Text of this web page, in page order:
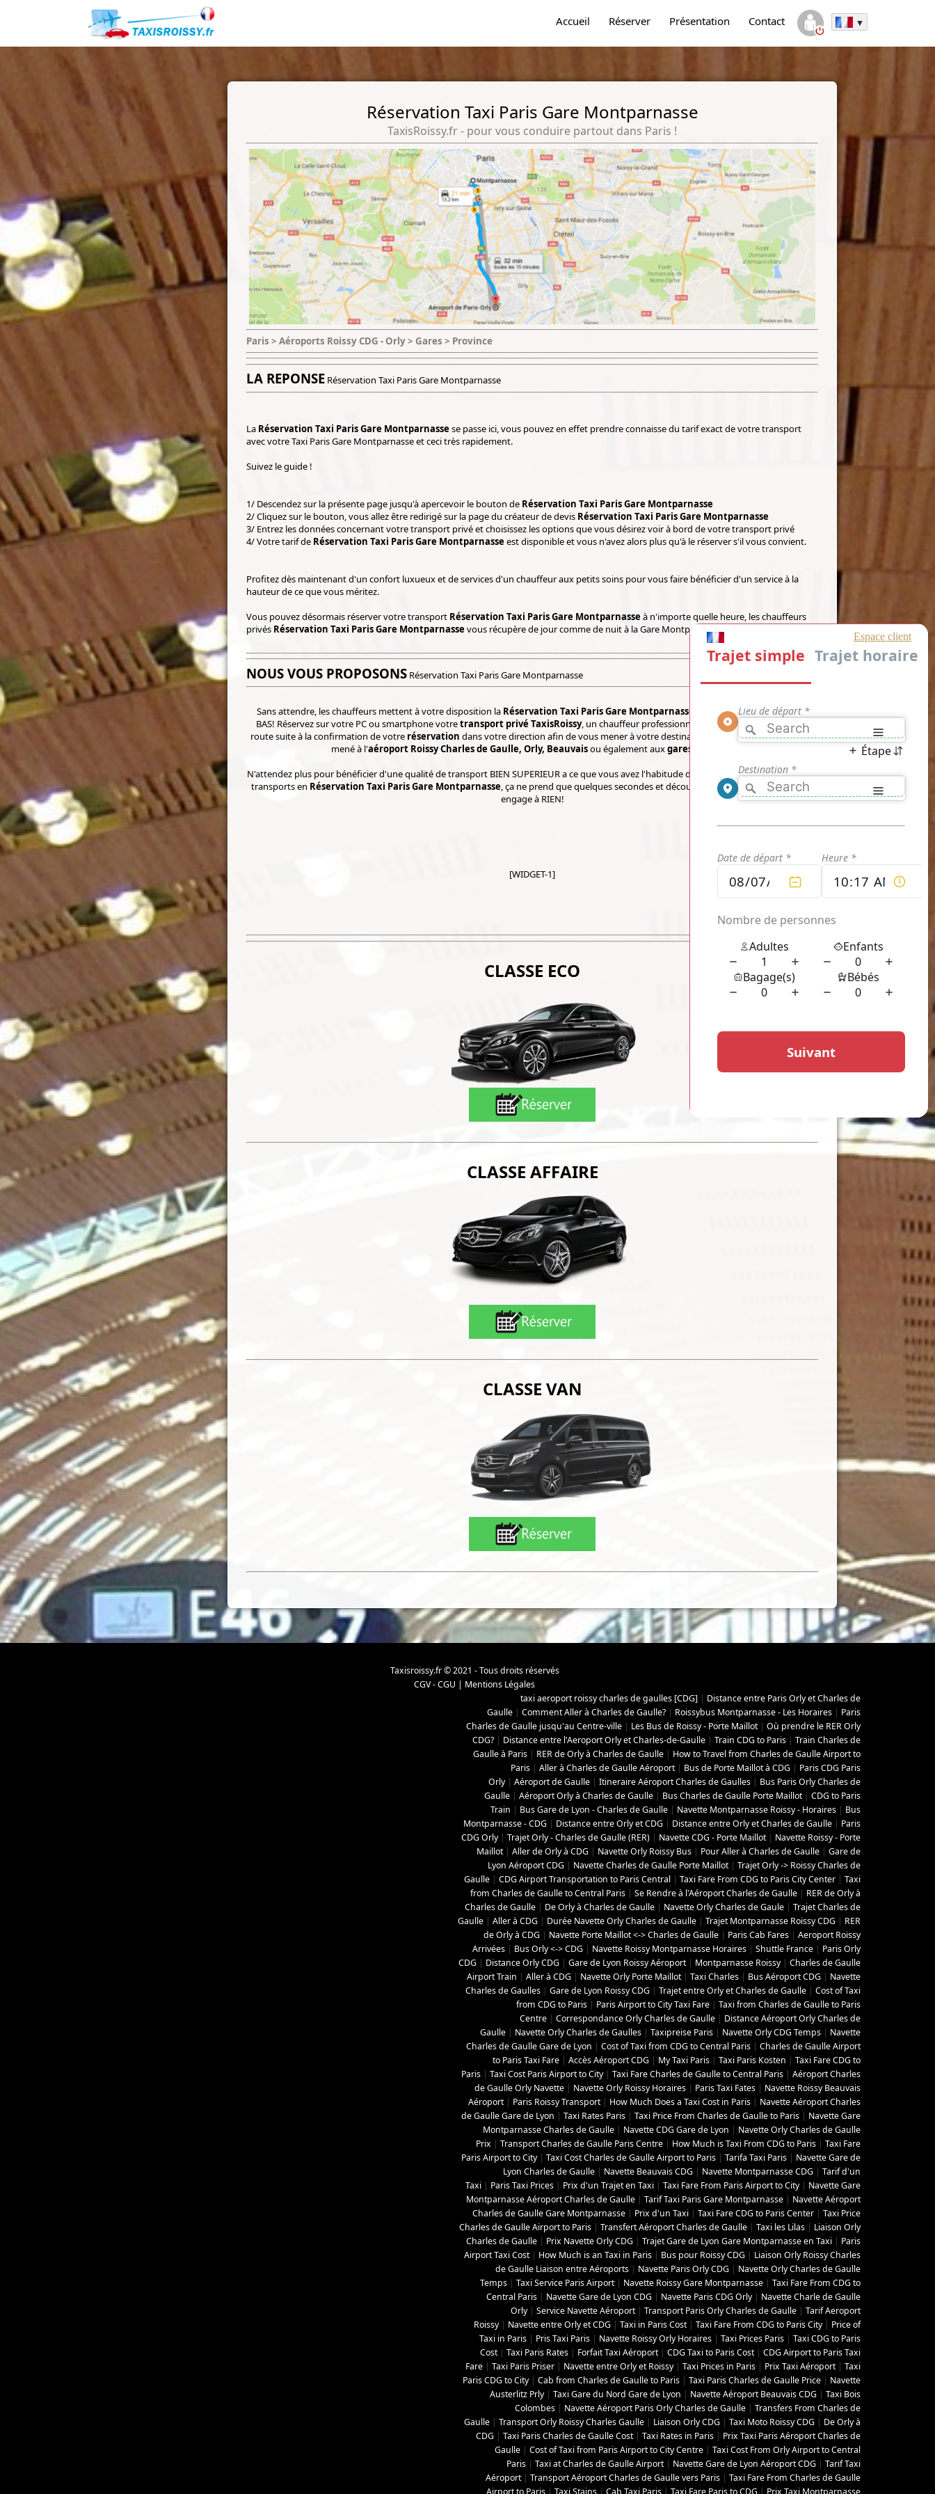
Accueil Réserver Présentation Contact
Réservation Taxi Paris Gare Montparnasse
TaxisRoissy.fr - pour vous conduire partout dans Paris !
Paris > Aéroports Roissy CDG - Orly > Gares > Province
LA REPONSE Réservation Taxi Paris Gare Montparnasse
La Réservation Taxi Paris Gare Montparnassese passe ici, vous pouvez en effet prendre connaisse du tarif exact de votre transport
avec votre Taxi Paris Gare Montparnasse et ceci très rapidement.
Suivez le guide !
1/ Descendez sur la présente page jusqu'à apercevoir le bouton de Réservation Taxi Paris Gare Montparnasse
2/ Cliquez sur le bouton, vous allez être redirigé sur la page du créateur de devis Réservation Taxi Paris Gare Montparnasse
3/ Entrez les données concernant votre transport privé et choisissez les options que vous désirez voir à bord de votre transport privé
4/ Votre tarif de Réservation Taxi Paris Gare Montparnasseest disponible et vous n'avez alors plus qu'à le réserver s'il vous convient.
Profitez dès maintenant d'un confort luxueux et de services d'un chauffeur aux petits soins pour vous faire bénéficier d'un service à la
hauteur de ce que vous méritez.
Vous pouvez désormais réserver votre transport Réservation Taxi Paris Gare Montparnasseà n'importe quelle heure, les chauffeurs
privés Réservation Taxi Paris Gare Montparnassevous récupère de jour comme de nuit à la Gare Montparnasse.
NOUS VOUS PROPOSONSRéservation Taxi Paris Gare Montparnasse
Sans attendre, les chauffeurs mettent à votre disposition la Réservation Taxi Paris Gare Montparnasse
EN LIGNE AU PRIX LE PLUS
BAS! Réservez sur votre PC ou smartphone votretransport privé TaxisRoissy, un chauffeur professionnel se met immédiatement en
route suite à la confirmation de votre réservation dans votre direction afin de vous mener à votre destination, que vous souhaitiez être
mené à l'aéroport Roissy Charles de Gaulle, Orly, Beauvaisou également auxgares
N'attendez plus pour bénéficier d'une qualité de transport BIEN SUPERIEUR a ce que vous avez l'habitude de connaitre! La réservation des
transports en Réservation Taxi Paris Gare Montparnasse, ça ne prend que quelques secondes et découvrir votre prix unique ne vous
engage à RIEN!
[WIDGET-1]
CLASSE ECO
CLASSE AFFAIRE
CLASSE VAN
Taxisroissy.fr © 2021 - Tous droits réservés
CGV - CGU | Mentions Légales
taxi aeroport roissy charles de gaulles [CDG] | Distance entre Paris Orly et Charles de
Gaulle | Comment Aller à Charles de Gaulle? | Roissybus Montparnasse - Les Horaires | Paris
Charles de Gaulle jusqu'au Centre-ville | Les Bus de Roissy - Porte Maillot| Où prendre le RER Orly
CDG? | Distance entre l'Aeroport Orly et Charles-de-Gaulle | Train CDG to Paris | Train Charles de
Gaulle à Paris | RER de Orly à Charles de Gaulle | How to Travel from Charles de Gaulle Airport to
Paris | Aller à Charles de Gaulle Aéroport| Bus de Porte Maillot à CDG | Paris CDG Paris
Orly| Aéroport de Gaulle | Itineraire Aéroport Charles de Gaulles | Bus Paris Orly Charles de
Gaulle | Aéroport Orly à Charles de Gaulle | Bus Charles de Gaulle Porte Maillot| CDG to Paris
Train | Bus Gare de Lyon - Charles de Gaulle | Navette Montparnasse Roissy - Horaires | Bus
Montparnasse - CDG | Distance entre Orly et CDG | Distance entre Orly et Charles de Gaulle | Paris
CDG Orly| Trajet Orly - Charles de Gaulle (RER) | Navette CDG - Porte Maillot| Navette Roissy - Porte
Maillot| Aller de Orly à CDG | Navette Orly Roissy Bus | Pour Aller à Charles de Gaulle | Gare de
Lyon Aéroport CDG | Navette Charles de Gaulle Porte Maillot| Trajet Orly -> Roissy Charles de
Gaulle | CDG Airport Transportation to Paris Central | Taxi Fare From CDG to Paris City Center | Taxi
from Charles de Gaulle to Central Paris | Se Rendre à l'Aéroport Charles de Gaulle | RER de Orly à
Charles de Gaulle | De Orly à Charles de Gaulle | Navette Orly Charles de Gaule | Trajet Charles de
Gaulle | Aller à CDG | Durée Navette Orly Charles de Gaulle | Trajet Montparnasse Roissy CDG | RER
de Orly à CDG | Navette Porte Maillot <-> Charles de Gaulle | Paris Cab Fares | Aeroport Roissy
Arrivées | Bus Orly <-> CDG | Navette Roissy Montparnasse Horaires | Shuttle France | Paris Orly
CDG | Distance Orly CDG | Gare de Lyon Roissy Aéroport| Montparnasse Roissy| Charles de Gaulle
Airport Train | Aller à CDG | Navette Orly Porte Maillot| Taxi Charles | Bus Aéroport CDG | Navette
Charles de Gaulles | Gare de Lyon Roissy CDG | Trajet entre Orly et Charles de Gaulle | Cost of Taxi
from CDG to Paris | Paris Airport to City Taxi Fare | Taxi from Charles de Gaulle to Paris
Centre | Correspondance Orly Charles de Gaulle | Distance Aéroport Orly Charles de
Gaulle | Navette Orly Charles de Gaulles | Taxipreise Paris | Navette Orly CDG Temps | Navette
Charles de Gaulle Gare de Lyon | Cost of Taxi from CDG to Central Paris | Charles de Gaulle Airport
to Paris Taxi Fare | Accès Aéroport CDG | My Taxi Paris | Taxi Paris Kosten | Taxi Fare CDG to
Paris | Taxi Cost Paris Airport to City| Taxi Fare Charles de Gaulle to Central Paris | Aéroport Charles
de Gaulle Orly Navette | Navette Orly Roissy Horaires | Paris Taxi Fates | Navette Roissy Beauvais
Aéroport| Paris Roissy Transport| How Much Does a Taxi Cost in Paris | Navette Aéroport Charles
de Gaulle Gare de Lyon | Taxi Rates Paris | Taxi Price From Charles de Gaulle to Paris | Navette Gare
Montparnasse Charles de Gaulle | Navette CDG Gare de Lyon | Navette Orly Charles de Gaulle
Prix | Transport Charles de Gaulle Paris Centre | How Much is Taxi From CDG to Paris | Taxi Fare
Paris Airport to City| Taxi Cost Charles de Gaulle Airport to Paris | Tarifa Taxi Paris | Navette Gare de
Lyon Charles de Gaulle | Navette Beauvais CDG | Navette Montparnasse CDG | Tarif d'un
Taxi | Paris Taxi Prices | Prix d'un Trajet en Taxi | Taxi Fare From Paris Airport to City| Navette Gare
Montparnasse Aéroport Charles de Gaulle | Tarif Taxi Paris Gare Montparnasse | Navette Aéroport
Charles de Gaulle Gare Montparnasse | Prix d'un Taxi | Taxi Fare CDG to Paris Center | Taxi Price
Charles de Gaulle Airport to Paris | Transfert Aéroport Charles de Gaulle | Taxi les Lilas | Liaison Orly
Charles de Gaulle | Prix Navette Orly CDG | Trajet Gare de Lyon Gare Montparnasse en Taxi | Paris
Airport Taxi Cost| How Much is an Taxi in Paris | Bus pour Roissy CDG | Liaison Orly Roissy Charles
de Gaulle Liaison entre Aéroports | Navette Paris Orly CDG | Navette Orly Charles de Gaulle
Temps | Taxi Service Paris Airport| Navette Roissy Gare Montparnasse | Taxi Fare From CDG to
Central Paris | Navette Gare de Lyon CDG | Navette Paris CDG Orly| Navette Charle de Gaulle
Orly| Service Navette Aéroport| Transport Paris Orly Charles de Gaulle | Tarif Aeroport
Roissy| Navette entre Orly et CDG | Taxi in Paris Cost| Taxi Fare From CDG to Paris City| Price of
Taxi in Paris | Pris Taxi Paris | Navette Roissy Orly Horaires | Taxi Prices Paris | Taxi CDG to Paris
Cost| Taxi Paris Rates | Forfait Taxi Aéroport| CDG Taxi to Paris Cost| CDG Airport to Paris Taxi
Fare | Taxi Paris Priser | Navette entre Orly et Roissy| Taxi Prices in Paris | Prix Taxi Aéroport| Taxi
Paris CDG to City| Cab from Charles de Gaulle to Paris | Taxi Paris Charles de Gaulle Price | Navette
Austerlitz Prly| Taxi Gare du Nord Gare de Lyon | Navette Aéroport Beauvais CDG | Taxi Bois
Colombes | Navette Aéroport Paris Orly Charles de Gaulle | Transfers From Charles de
Gaulle | Transport Orly Roissy Charles Gaulle | Liaison Orly CDG | Taxi Moto Roissy CDG | De Orly à
CDG | Taxi Paris Charles de Gaulle Cost| Taxi Rates in Paris | Prix Taxi Paris Aéroport Charles de
Gaulle | Cost of Taxi from Paris Airport to City Centre | Taxi Cost From Orly Airport to Central
Paris | Taxi at Charles de Gaulle Airport| Navette Gare de Lyon Aéroport CDG | Tarif Taxi
Aéroport| Transport Aéroport Charles de Gaulle vers Paris | Taxi Fare From Charles de Gaulle
Airport to Paris | Taxi Stains | Cab Taxi Paris | Taxi Fare Paris to CDG | Prix Taxi Montparnasse